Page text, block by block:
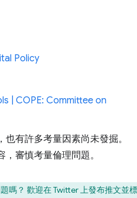
Policy
| COPE: Committee on
有許多考量因素尚未發掘。
審慎考量倫理問題。
嗎？ 歡迎在 Twitter 上發布推文並